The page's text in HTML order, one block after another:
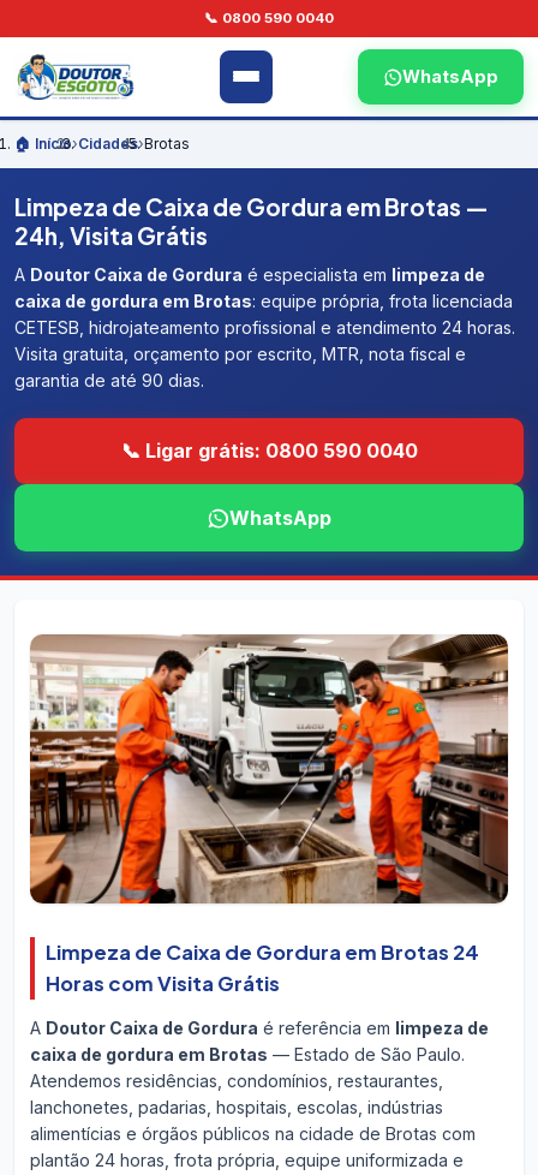
📞 0800 590 0040
WhatsApp
🏠 Início›Cidades›Brotas
Limpeza de Caixa de Gordura em Brotas —
24h, Visita Grátis
A Doutor Caixa de Gordura é especialista em limpeza de
caixa de gordura em Brotas: equipe própria, frota licenciada
CETESB, hidrojateamento profissional e atendimento 24 horas.
Visita gratuita, orçamento por escrito, MTR, nota fiscal e
garantia de até 90 dias.
📞 Ligar grátis: 0800 590 0040
WhatsApp
Limpeza de Caixa de Gordura em Brotas 24
Horas com Visita Grátis
A Doutor Caixa de Gordura é referência em limpeza de
caixa de gordura em Brotas — Estado de São Paulo.
Atendemos residências, condomínios, restaurantes,
lanchonetes, padarias, hospitais, escolas, indústrias
alimentícias e órgãos públicos na cidade de Brotas com
plantão 24 horas, frota própria, equipe uniformizada e